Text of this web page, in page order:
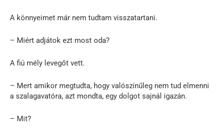
A könnyeimet már nem tudtam visszatartani.
– Miért adjátok ezt most oda?
A fiú mély levegőt vett.
– Mert amikor megtudta, hogy valószínűleg nem tud elmenni
a szalagavatóra, azt mondta, egy dolgot sajnál igazán.
– Mit?